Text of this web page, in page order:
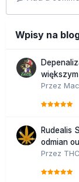
Wpisy na
Przez
Rudealis
odmian
Przez